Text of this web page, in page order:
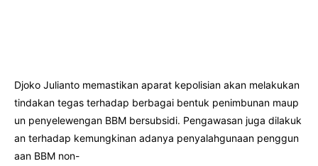
Djoko Julianto memastikan aparat kepolisian akan melakukan
tindakan tegas terhadap berbagai bentuk penimbunan maup
un penyelewengan BBM bersubsidi. Pengawasan juga dilakuk
an terhadap kemungkinan adanya penyalahgunaan penggun
aan BBM non-